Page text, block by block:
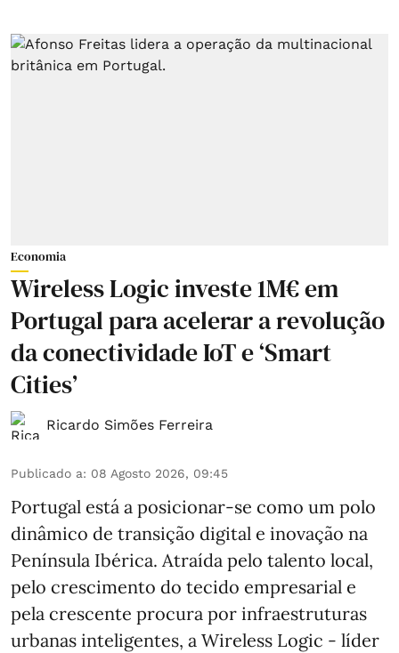
Economia
Wireless Logic investe 1M€ em
Portugal para acelerar a revolução
da conectividade IoT e ‘Smart
Cities’
Ricardo Simões Ferreira
Publicado a: 08 Agosto 2026, 09:45
Portugal está a posicionar-se como um polo
dinâmico de transição digital e inovação na
Península Ibérica. Atraída pelo talento local,
pelo crescimento do tecido empresarial e
pela crescente procura por infraestruturas
urbanas inteligentes, a Wireless Logic - líder